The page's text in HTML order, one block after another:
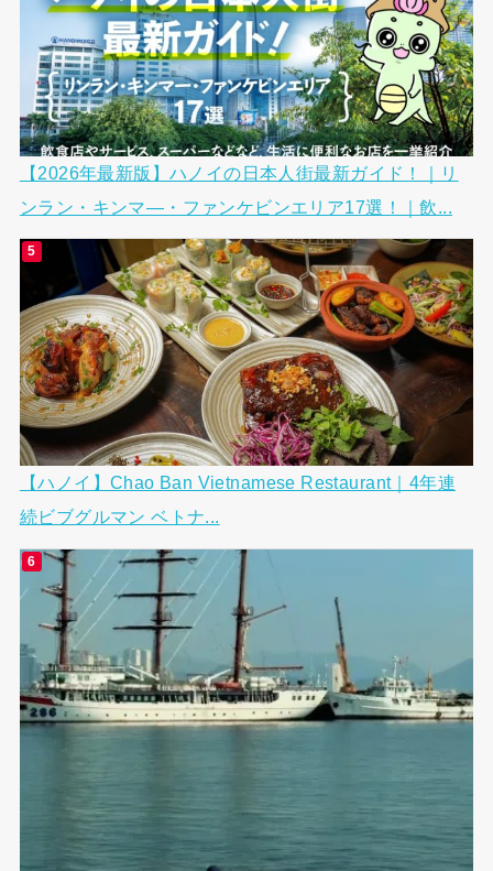
【2026年最新版】ハノイの日本人街最新ガイド！｜リ
ンラン・キンマ―・ファンケビンエリア17選！｜飲...
【ハノイ】Chao Ban Vietnamese Restaurant｜4年連
続ビブグルマン ベトナ...